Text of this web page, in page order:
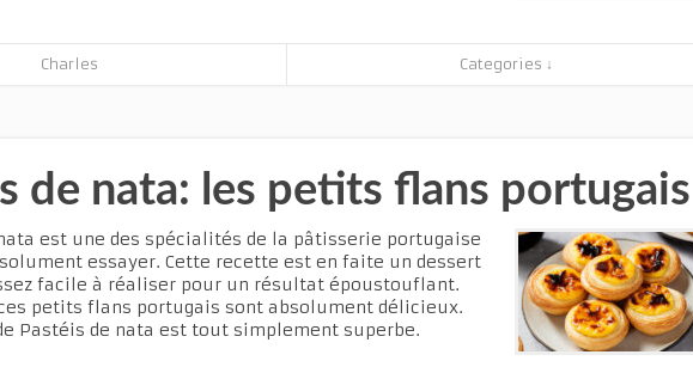
Charles Categories ↓
de nata: les petits flans portugais
est une des spécialités de la pâtisserie portugaise
essayer. Cette recette est en faite un dessert
facile à réaliser pour un résultat époustouflant.
petits flans portugais sont absolument délicieux.
Pastéis de nata est tout simplement superbe.